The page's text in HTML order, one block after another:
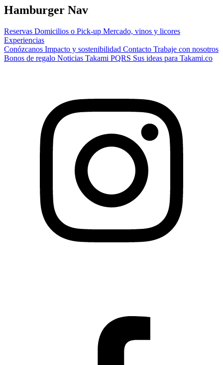
Hamburger Nav
Reservas Domicilios o Pick-up Mercado, vinos y licores
Experiencias
Conózcanos Impacto y sostenibilidad Contacto Trabaje con nosotros
Bonos de regalo Noticias Takami PQRS Sus ideas para Takami.co